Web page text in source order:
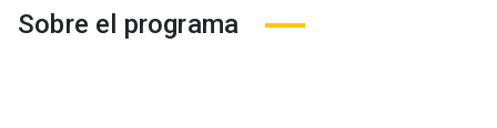
Sobre el programa